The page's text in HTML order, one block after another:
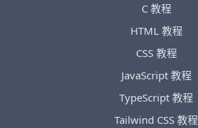
C 教程
HTML 教程
CSS 教程
JavaScript 教程
TypeScript 教程
Tailwind CSS 教程